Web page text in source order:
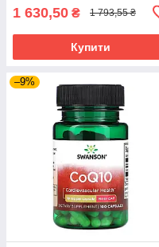
1 630,50 ₴ 1 793,55 ₴
Купити
–9%